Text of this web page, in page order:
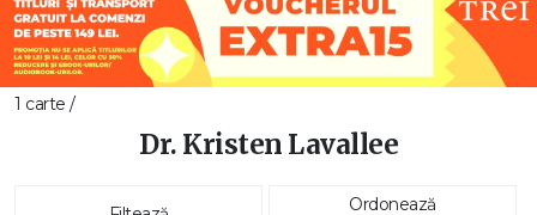
1 carte /
Dr. Kristen Lavallee
Ordonează